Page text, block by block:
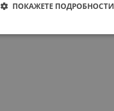
ПОКАЖЕТЕ ПОДРОБНОСТИ